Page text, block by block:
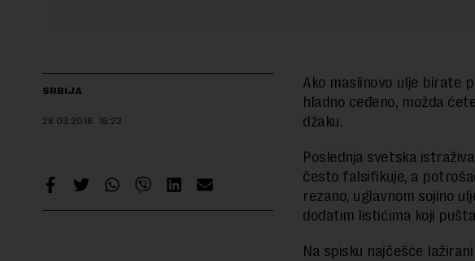
SRBIJA
28.03.2016. 16:23
Ako maslinovo ulje birate
hladno ceđeno, možda
džaku.
Poslednja svetska
često falsifikuje, a
rezano, uglavnom sojino
dodatim listićima koji
Na spisku najčešće